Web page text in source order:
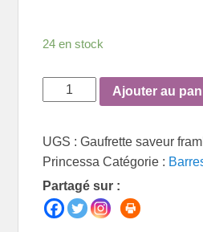
24 en stock
quantité
de
saveur
framboise
37
g
Ajouter au
UGS :Gaufrette saveur
Princessa Catégorie :
Partagé sur :